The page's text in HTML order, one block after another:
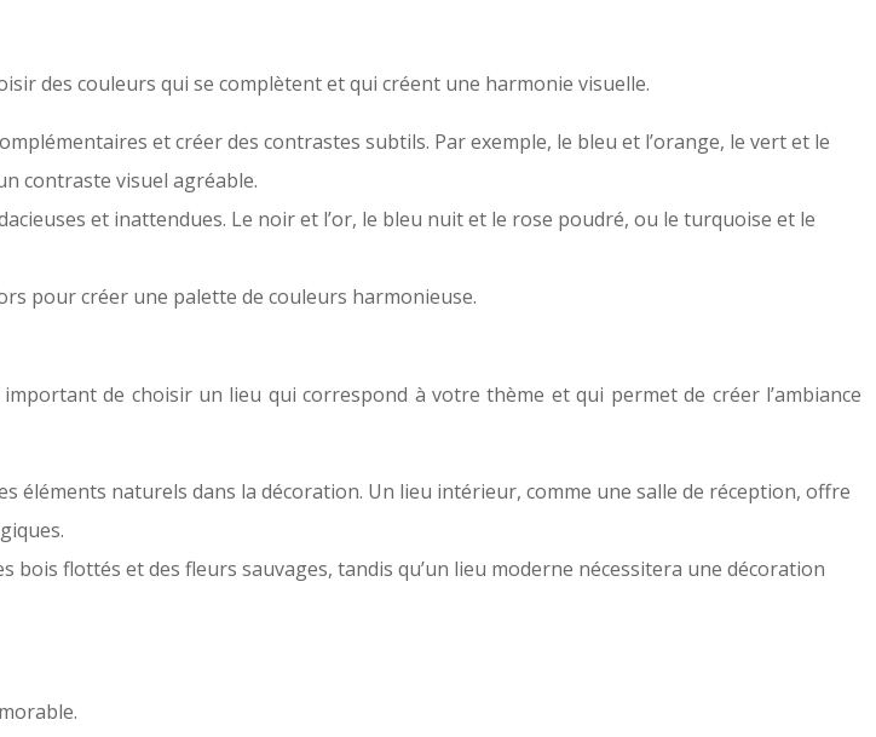
des couleurs qui se complètent et qui créent une harmonie visuelle.
et créer des contrastes subtils. Par exemple, le bleu et l’orange, le vert et le
contraste visuel agréable.
et inattendues. Le noir et l’or, le bleu nuit et le rose poudré, ou le turquoise et le
pour créer une palette de couleurs harmonieuse.
de choisir un lieu qui correspond à votre thème et qui permet de créer l’ambiance
éléments naturels dans la décoration. Un lieu intérieur, comme une salle de réception, offre
bois flottés et des fleurs sauvages, tandis qu’un lieu moderne nécessitera une décoration